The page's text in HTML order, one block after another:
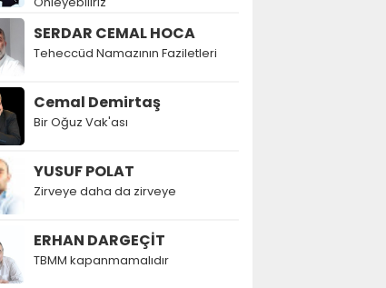
SERDAR CEMAL HOCA
Teheccüd Namazının Faziletleri
Cemal Demirtaş
Bir Oğuz Vak'ası
YUSUF POLAT
Zirveye daha da zirveye
ERHAN DARGEÇİT
TBMM kapanmamalıdır